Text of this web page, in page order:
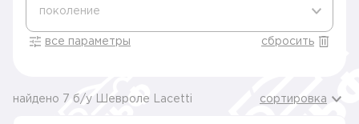
поколение
все параметры сбросить
найдено 7 б/у Шевроле Lacetti сортировка